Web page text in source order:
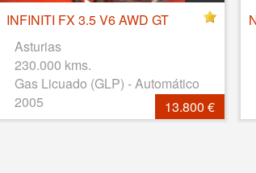
INFINITI FX 3.5 V6 AWD GT
Asturias
230.000 kms.
Gas Licuado (GLP) - Automático
2005
13.800 €